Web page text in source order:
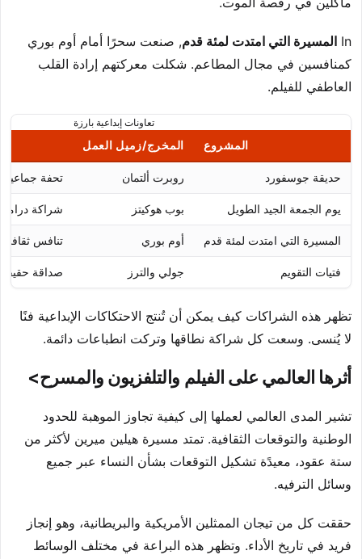
In المسيرة التي امتدت لمئة قدم, صنعت سحرًا أمام أوم بوري
كمنافسين في مجال المطاعم. شكلت معركتهم إرادة القلب
العاطفي للفيلم.
تعاونات إبداعية بارزة
المشروع المخرج/زميل العمل
حديقة جوسفورد روبرت ألتمان تحفة جماعية
يوم الجمعة الجيد الطويل بوب هوكيتز شراكة
المسيرة التي امتدت لمئة قدم أوم بوري تنافس ثقافي
فتيات التقويم جولي والترز صداقة
تظهر هذه الشراكات كيف يمكن أن تُنتج الاحتكاكات الإبداعية فنًا
لا يُنسى. وسعت كل شراكة نطاقها وتركت انطباعات دائمة.
أثرها العالمي على الفيلم والتلفزيون والمسرح>
تشير المدى العالمي لعملها إلى كيفية تجاوز الموهبة للحدود
الوطنية والتوقعات الثقافية. تمتد مسيرة هيلين ميرين لأكثر من
ستة عقود، معيدًة تشكيل التوقعات بشأن النساء عبر جميع
وسائل الترفيه.
حققت كل من تيجان الممثلين الأمريكية والبريطانية، وهو إنجاز
فريد في تاريخ الأداء. وتظهر هذه البراعة في مختلف الوسائط